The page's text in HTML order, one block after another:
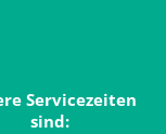
Servicezeiten
sind: